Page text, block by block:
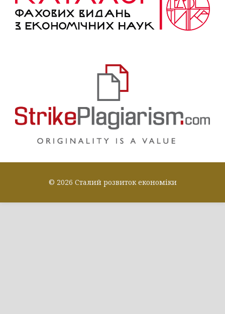
© 2026 Сталий розвиток економіки